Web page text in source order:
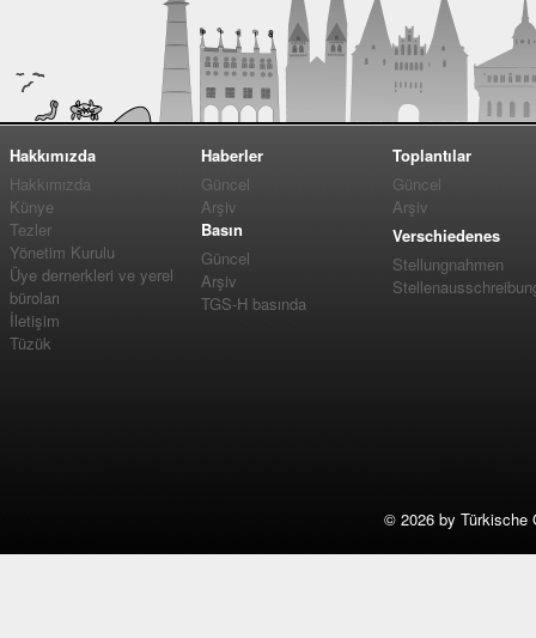
Hakkımızda
Hakkımızda
Künye
Tezler
Yönetim Kurulu
Üye dernerkleri ve yerel
büroları
İletişim
Tüzük
Haberler
Güncel
Arşiv
Basın
Güncel
Arşiv
TGS-H basında
Toplantılar
Güncel
Arşiv
Verschiedenes
Stellungnahmen
© 2026 by Türkische